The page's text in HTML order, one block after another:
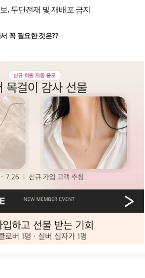
, 무단전재 및 재배포 금지
꼭 필요한 것은??